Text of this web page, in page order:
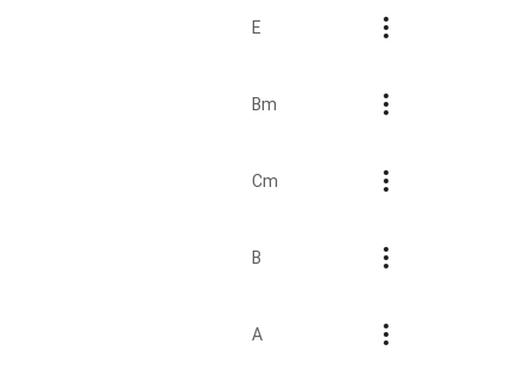
E
Bm
Cm
B
A